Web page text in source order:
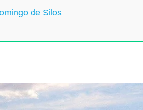
de Silos